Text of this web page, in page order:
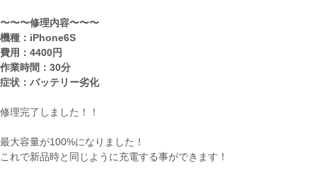
〜〜〜修理内容〜〜〜
機種：iPhone6S
費用：4400円
作業時間：30分
症状：バッテリー劣化
修理完了しました！！
最大容量が100%になりました！
これで新品時と同じように充電する事ができます！